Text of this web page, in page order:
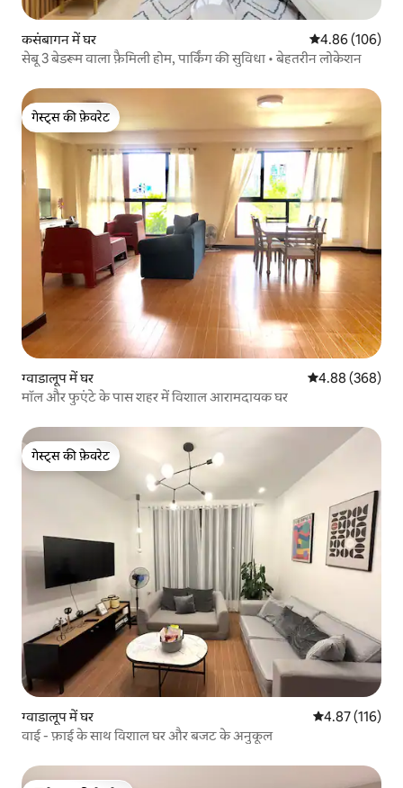
कसंबागन में घर औसत रेटिंग 5 में से
4.86 (106)
सेबू 3 बेडरूम वाला फ़ैमिली होम, पार्किंग की सुविधा • बेहतरीन लोकेशन
गेस्ट्स की फ़ेवरेट
गेस्ट्स की फ़ेवरेट
ग्वाडालूप में घर औसत रेटिंग 5 में से
4.88 (368)
मॉल और फुएंटे के पास शहर में विशाल आरामदायक घर
गेस्ट्स की फ़ेवरेट
गेस्ट्स की फ़ेवरेट
ग्वाडालूप में घर औसत रेटिंग 5 में से
4.87 (116)
वाई - फ़ाई के साथ विशाल घर और बजट के अनुकूल